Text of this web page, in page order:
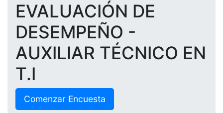
EVALUACIÓN DE
DESEMPEÑO -
AUXILIAR TÉCNICO EN
T.I
Comenzar Encuesta